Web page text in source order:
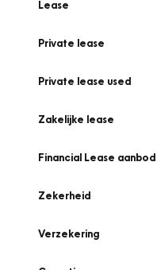
Lease
Private lease
Private lease used
Zakelijke lease
Financial Lease aanbod
Zekerheid
Verzekering